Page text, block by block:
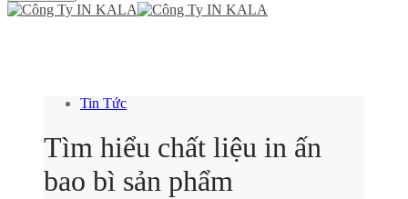
Tin Tức
Tìm hiểu chất liệu in ấn
bao bì sản phẩm